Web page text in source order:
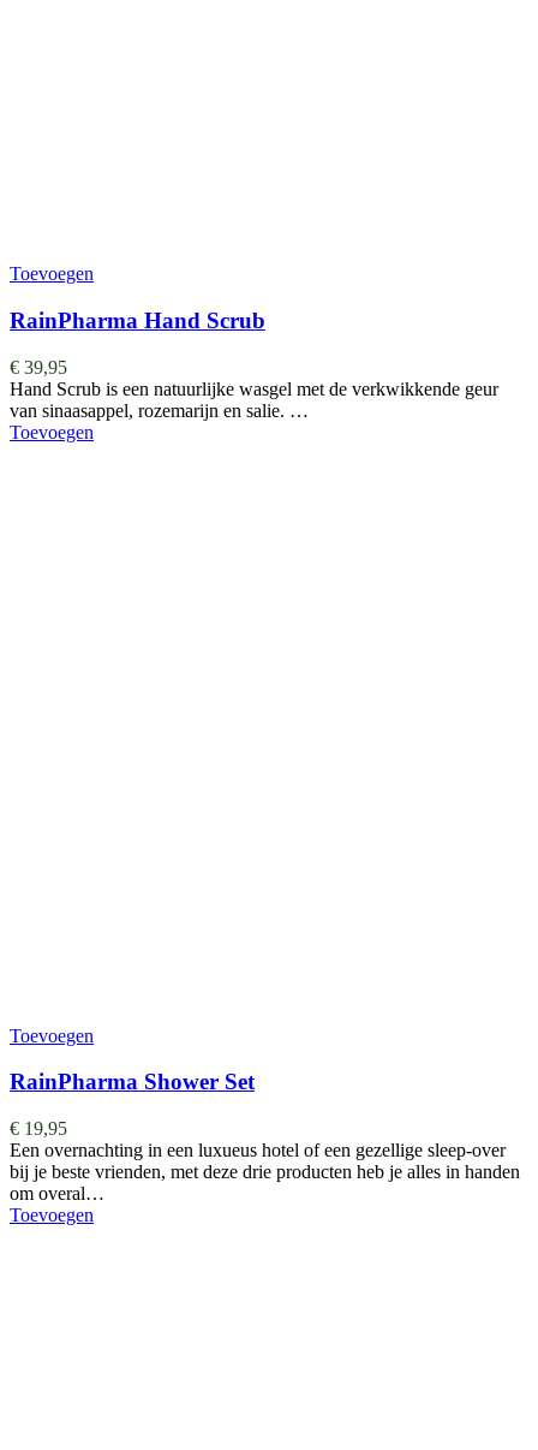
Toevoegen
RainPharma Hand Scrub
€ 39,95
Hand Scrub is een natuurlijke wasgel met de verkwikkende geur
van sinaasappel, rozemarijn en salie. …
Toevoegen
Toevoegen
RainPharma Shower Set
€ 19,95
Een overnachting in een luxueus hotel of een gezellige sleep-over
bij je beste vrienden, met deze drie producten heb je alles in handen
om overal…
Toevoegen